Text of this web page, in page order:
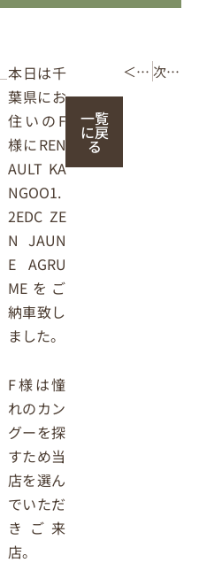
本日は千
葉県にお
住いのF
様にREN
AULT KA
NGOO1.
2EDC ZE
N JAUN
E AGRU
MEをご
納車致し
ました。
F様は憧
れのカン
グーを探
すため当
店を選ん
でいただ
きご来
店。
一覧
に戻
る
＜ 前の記事 次の記事 ＞